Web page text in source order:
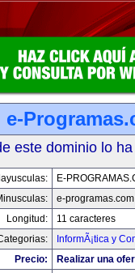
e-
este dominio lo
E-
e-programas.com
Longitud:
11 caracteres
InformÃ¡tica y
Precio:
Realizar una